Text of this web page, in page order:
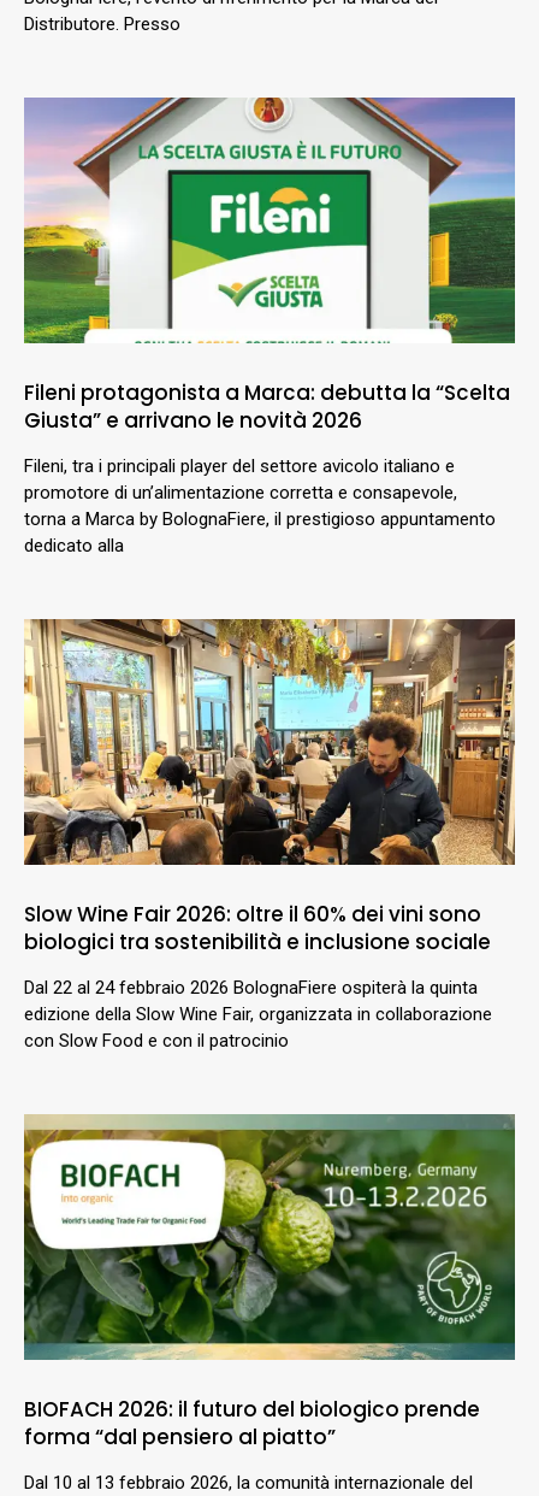
Distributore. Presso
Fileni protagonista a Marca: debutta la “Scelta
Giusta” e arrivano le novità 2026
Fileni, tra i principali player del settore avicolo italiano e
promotore di un’alimentazione corretta e consapevole,
torna a Marca by BolognaFiere, il prestigioso appuntamento
dedicato alla
Slow Wine Fair 2026: oltre il 60% dei vini sono
biologici tra sostenibilità e inclusione sociale
Dal 22 al 24 febbraio 2026 BolognaFiere ospiterà la quinta
edizione della Slow Wine Fair, organizzata in collaborazione
con Slow Food e con il patrocinio
BIOFACH 2026: il futuro del biologico prende
forma “dal pensiero al piatto”
Dal 10 al 13 febbraio 2026, la comunità internazionale del